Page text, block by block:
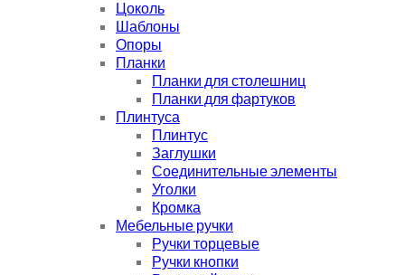
Цоколь
Шаблоны
Опоры
Планки
Планки для столешниц
Планки для фартуков
Плинтуса
Плинтус
Заглушки
Соединительные элементы
Уголки
Кромка
Мебельные ручки
Ручки торцевые
Ручки кнопки